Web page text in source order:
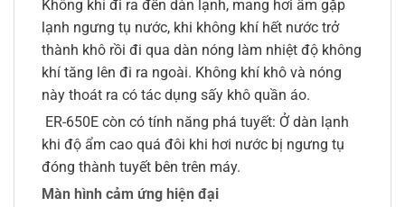
Không khí đi ra đến dàn lạnh, mang hơi ẩm gặp
lạnh ngưng tụ nước, khi không khí hết nước trở
thành khô rồi đi qua dàn nóng làm nhiệt độ không
khí tăng lên đi ra ngoài. Không khí khô và nóng
này thoát ra có tác dụng sấy khô quần áo.
ER-650E còn có tính năng phá tuyết: Ở dàn lạnh
khi độ ẩm cao quá đôi khi hơi nước bị ngưng tụ
đóng thành tuyết bên trên máy.
Màn hình cảm ứng hiện đại